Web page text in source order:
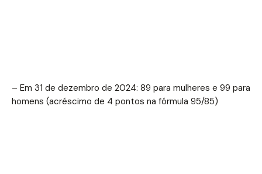
– Em 31 de dezembro de 2024: 89 para mulheres e 99 para
homens (acréscimo de 4 pontos na fórmula 95/85)